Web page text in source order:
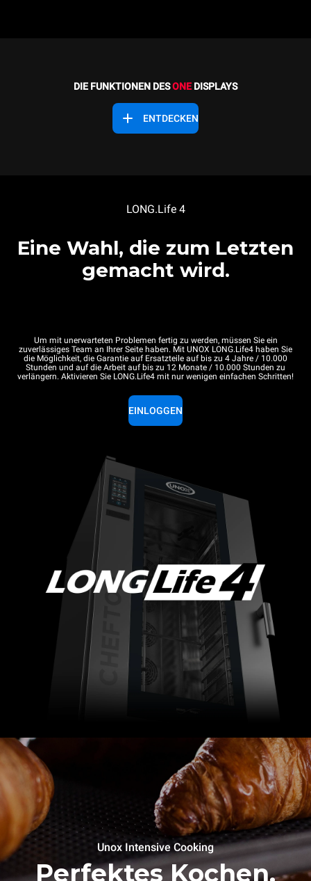
DIE FUNKTIONEN DESONE DISPLAYS
ENTDECKEN
LONG.Life 4
Eine Wahl, die zum Letzten
gemacht wird.
Um mit unerwarteten Problemen fertig zu werden, müssen Sie ein
zuverlässiges Team an Ihrer Seite haben. Mit UNOX LONG.Life4 haben Sie
die Möglichkeit, die Garantie auf Ersatzteile auf bis zu 4 Jahre / 10.000
Stunden und auf die Arbeit auf bis zu 12 Monate / 10.000 Stunden zu
verlängern. Aktivieren Sie LONG.Life4 mit nur wenigen einfachen Schritten!
EINLOGGEN
Unox Intensive Cooking
Perfektes Kochen.